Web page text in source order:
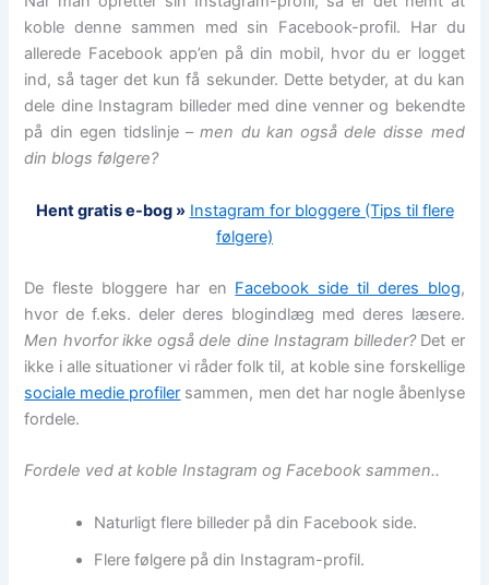
koble denne sammen med sin Facebook-profil. Har du
allerede Facebook app’en på din mobil, hvor du er logget
ind, så tager det kun få sekunder. Dette betyder, at du kan
dele dine Instagram billeder med dine venner og bekendte
på din egen tidslinje –men du kan også dele disse med
din blogs følgere?
Hent gratis e-bog » Instagram for bloggere (Tips til flere
følgere)
De fleste bloggere har en Facebook side til deres blog,
hvor de f.eks. deler deres blogindlæg med deres læsere.
Men hvorfor ikke også dele dine Instagram billeder?Det er
ikke i alle situationer vi råder folk til, at koble sine forskellige
sociale medie profiler sammen, men det har nogle åbenlyse
fordele.
Fordele ved at koble Instagram og Facebook sammen..
Naturligt flere billeder på din Facebook side.
Flere følgere på din Instagram-profil.